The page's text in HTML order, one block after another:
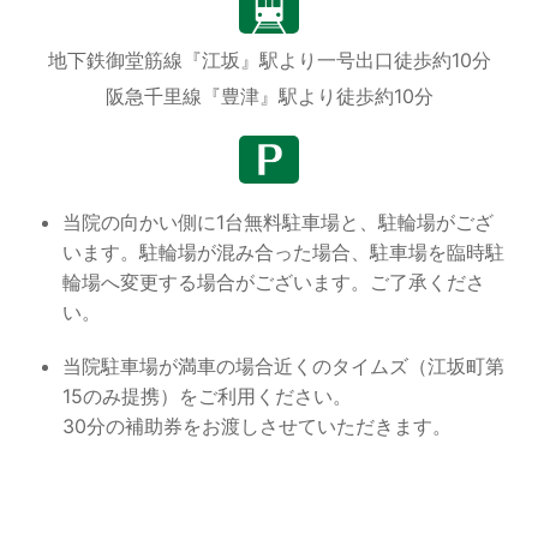
視能訓練士の検査が必要な患者さまは、別のお日
にちでご受診くださいませ。
ご不明な点がございましたら、お電話にてご確認
お願いいたします。
2025年3月31日
5月20日（火）、30（金）の診療時間につ
いて
学校検診のため、午前診は12:00に受付を終了さ
せていただきます。
また、視野、散瞳検査は後日とさせていただく場
合もございます。ご希望の患者さまは別のお日に
ちで受診くださいませ。
地下鉄御堂筋線 『江坂』駅より 一号出口徒歩約10分
阪急千里線 『豊津』駅より 徒歩約10分
当院の向かい側に1台無料駐車場と、駐輪場がござ
います。駐輪場が混み合った場合、駐車場を臨時駐
輪場へ変更する場合がございます。ご了承くださ
い。
当院駐車場が満車の場合近くのタイムズ（江坂町第
15のみ提携）をご利用ください。
30分の補助券をお渡しさせていただきます。